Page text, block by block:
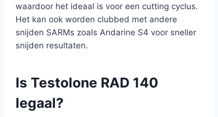
waardoor het ideaal is voor een cutting cyclus.
Het kan ook worden clubbed met andere
snijden SARMs zoals Andarine S4 voor sneller
snijden resultaten.
Is Testolone RAD 140
legaal?